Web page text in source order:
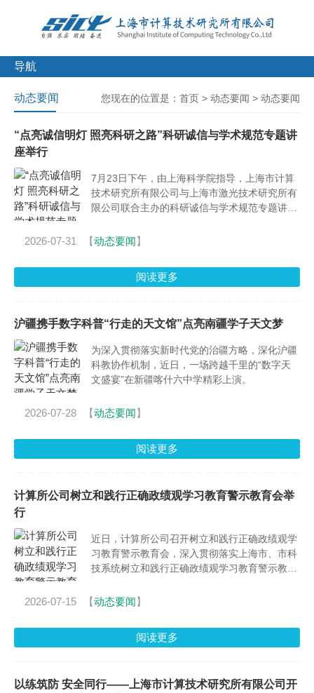
导航
您现在的位置是： 首页 > 动态要闻 > 动态要闻
动态要闻
“点亮诚信明灯 照亮科研之路”科研诚信与学术规范专题讲
座举行
7月23日下午，由上海科学院指导，上海市计算
技术研究所有限公司与上海市激光技术研究所有
限公司联合主办的科研诚信与学术规范专题讲座
2026-07-31 【动态要闻】
阅读更多
沪疆携手数字科普“行走的天文馆”点亮南疆学子天文梦
为深入贯彻落实新时代党的治疆方略，深化沪疆
科教协作机制，近日，一场跨越千里的“数字天
文盛宴”在新疆喀什六中学精彩上演。
2026-07-28 【动态要闻】
阅读更多
计算所公司树立和践行正确政绩观学习教育警示教育会举
行
近日，计算所公司召开树立和践行正确政绩观学
习教育警示教育会，深入贯彻落实上海市、市科
技系统树立和践行正确政绩观学习教育警示教育
2026-07-15 【动态要闻】
阅读更多
以练筑防 安全同行——上海市计算技术研究所有限公司开